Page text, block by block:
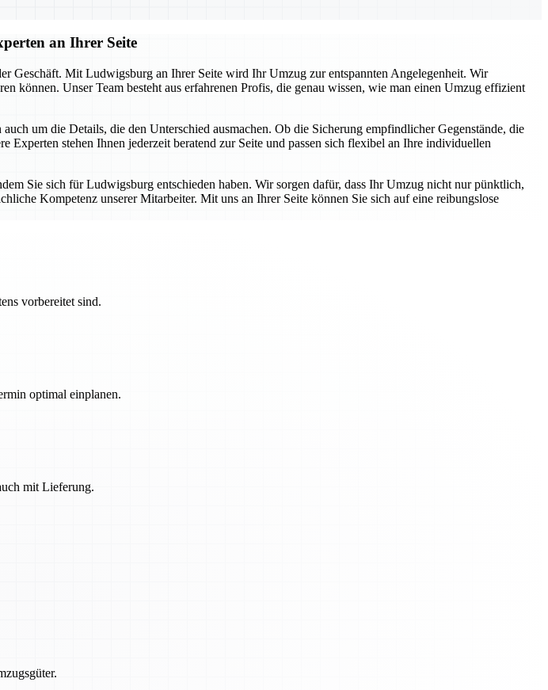
an Ihrer Seite
Geschäft. Mit Ludwigsburg an Ihrer Seite wird Ihr Umzug zur entspannten Angelegenheit. Wir
können. Unser Team besteht aus erfahrenen Profis, die genau wissen, wie man einen Umzug effizient
um die Details, die den Unterschied ausmachen. Ob die Sicherung empfindlicher Gegenstände, die
stehen Ihnen jederzeit beratend zur Seite und passen sich flexibel an Ihre individuellen
Sie sich für Ludwigsburg entschieden haben. Wir sorgen dafür, dass Ihr Umzug nicht nur pünktlich,
Kompetenz unserer Mitarbeiter. Mit uns an Ihrer Seite können Sie sich auf eine reibungslose
vorbereitet sind.
optimal einplanen.
mit Lieferung.